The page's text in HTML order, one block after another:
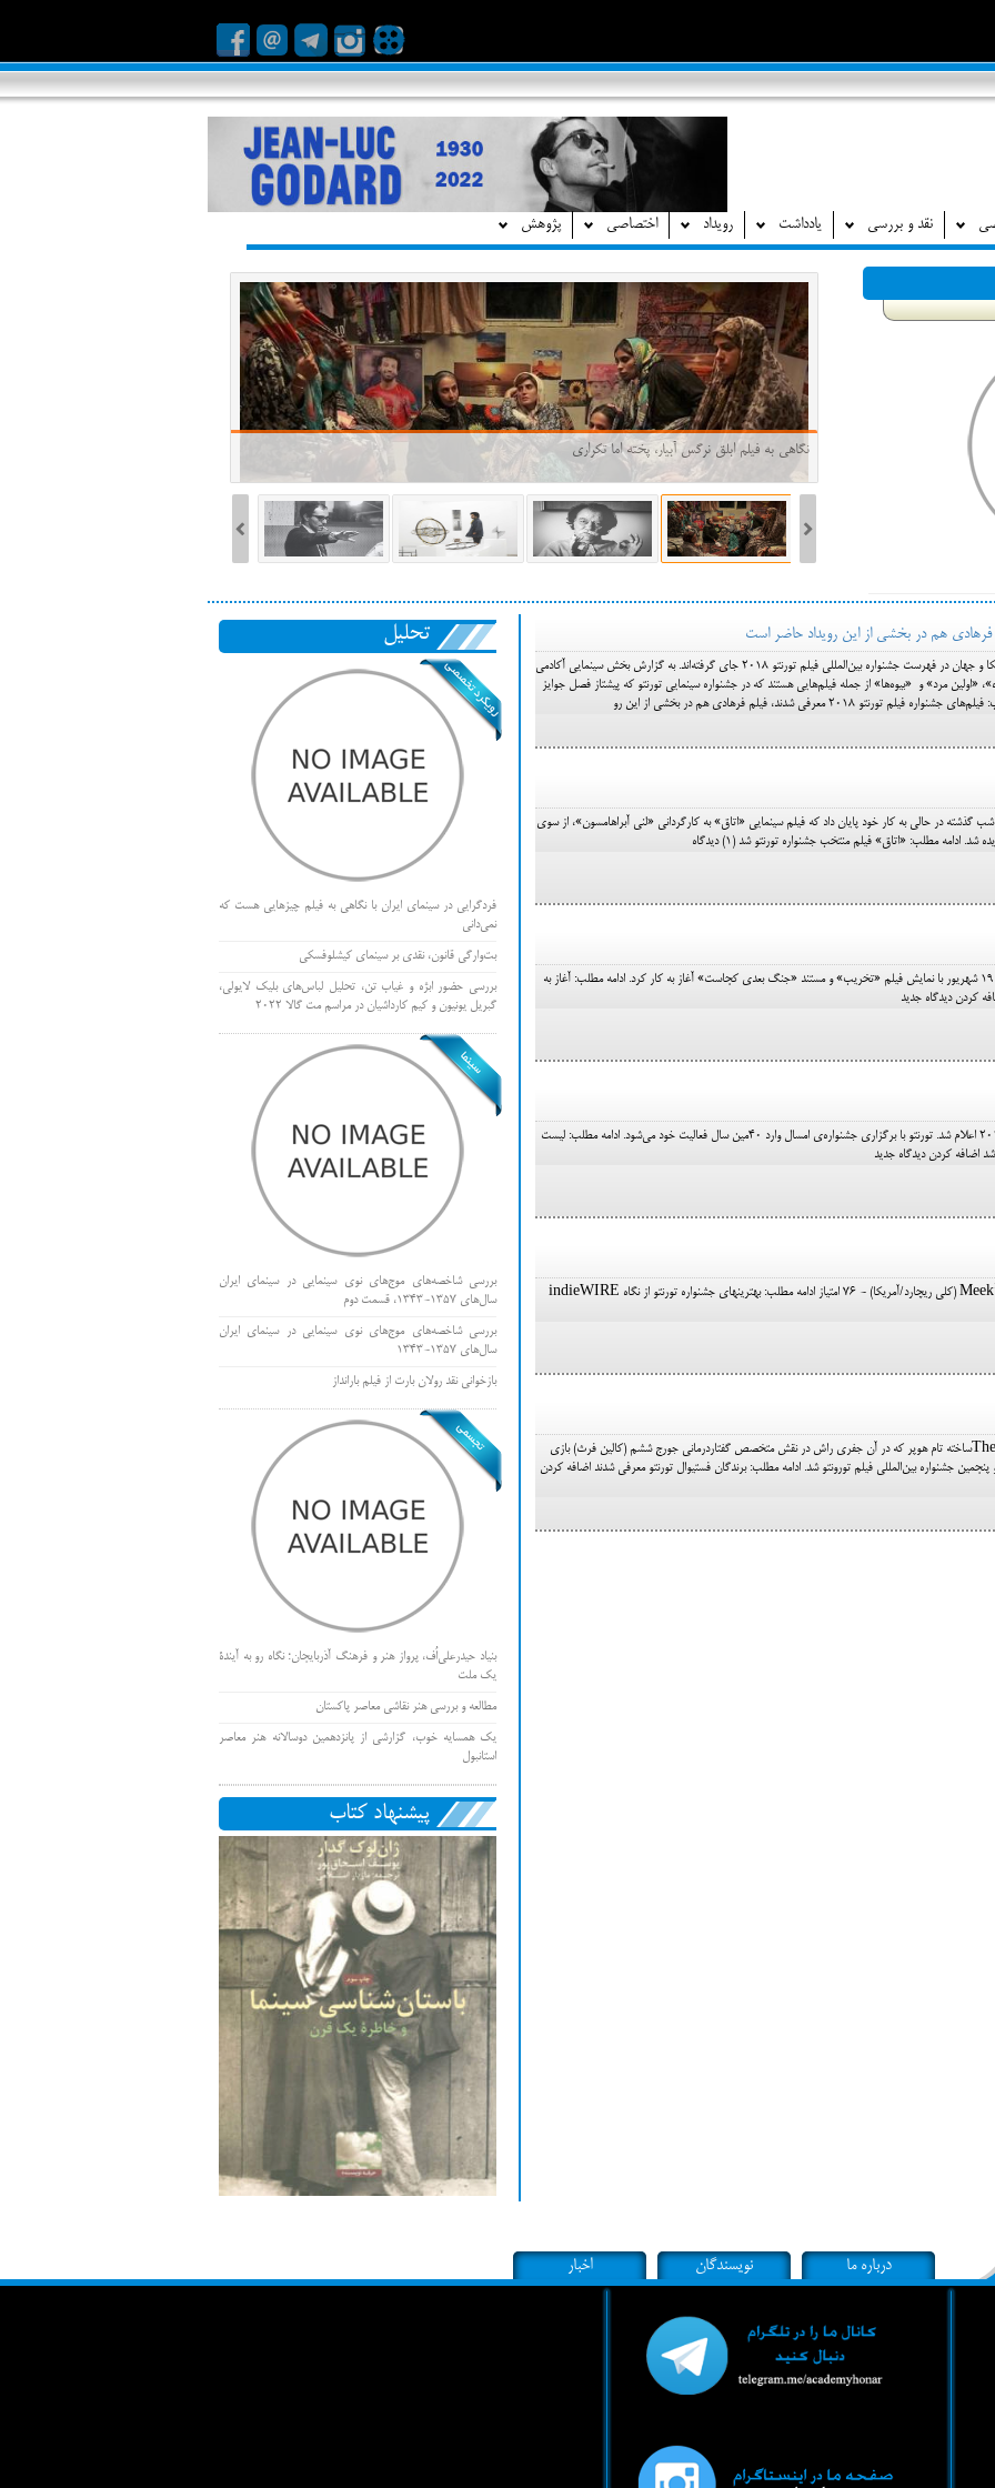
نقد و بررسی یادداشت رویداد اختصاصی پژوهش
فیلم‌های بخش مسابقه جشنواره فیلم ونیز ۲۰۲۲ مشخص شد، سهم پررنگ
کن، راه برای مستقل‌ها
نگاهی به فیلم ابلق نرگس آبیار، پخته اما تکراری
تعدادی از مهم‌ترین فیلم‌های امسال آمریکا و جهان در فهرست جشنواره بین‌المللی فیلم تورنتو ۲۰۱۸ جای گرفته‌اند. به گزارش بخش سینمایی آکادمی
«اولین مرد» و «بیوه‌ها» از جمله فیلم‌هایی هستند که در جشنواره سینمایی تورنتو که پیشتاز فصل جوایز
۲۰۱۸ معرفی شدند، فیلم فرهادی هم در بخشی از این رو
شب گذشته در حالی به کار خود پایان داد که فیلم سینمایی «اتاق» به کارگردانی «لنی آبراهامسون»، از سوی
ادامه مطلب: «اتاق» فیلم منتخب جشنواره تورنتو شد (1) دیدگاه
جشنواره بین‌المللی فیلم تورنتو پنج‌شنبه 19 شهریور با نمایش فیلم «تخریب» و مستند «جنگ بعدی کجاست» آغاز به کار کرد. ادامه مطلب: آغاز به
کردن دیدگاه جدید
لیست اولیه جشنواره‌ی تورنتوی سال 2015 اعلام شد. تورنتو با برگزاری جشنواره‌ی امسال وارد 40مین سال فعالیت خود می‌شود. ادامه مطلب: لیست
اضافه کردن دیدگاه جدید
بهترین فیلم 1- میانبر میک Meek’s Cutoff (کلی ریچارد/آمریکا) - 76 امتیاز ادامه مطلب: بهترین‎های جشنواره تورنتو از نگاه indieWIRE
سخن گفتن پادشاه The King’s Speechساخته تام هوپر که در آن جفری راش در نقش متخصص گفتاردرمانی جورج ششم (کالین فرث) بازی
جشنواره بین‌المللی فیلم تورونتو شد. ادامه مطلب: برندگان فستیوال تورنتو معرفی شدند اضافه کردن
تحلیل
فردگرایی در سینمای ایران با نگاهی به فیلم چیزهایی هست که
نمی‌دانی
بت‌وارگی قانون، نقدی بر سینمای کیشلوفسکی
بررسی حضور ابژه و غیاب تن، تحلیل لباس‌های بلیک لایولی،
گبریل یونیون و کیم کارداشیان در مراسم مت گالا ۲۰۲۲
بررسی شاخصه‌های موج‌های نوی سینمایی در سینمای ایران
سال‌های 1357-1343، قسمت دوم
بررسی شاخصه‌های موج‌های نوی سینمایی در سینمای ایران
سال‌های 1357-1343
بازخوانی نقد رولان بارت از فیلم بارانداز
بنیاد حیدرعلی‌اُف، پرواز هنر و فرهنگ آذربایجان؛ نگاه رو به آیندۀ
یک ملت
مطالعه و بررسی هنر نقاشی معاصر پاکستان
یک همسایه خوب، گزارشی از پانزدهمین دوسالانه هنر معاصر
استانبول
پیشنهاد کتاب
درباره ما نویسندگان اخبار